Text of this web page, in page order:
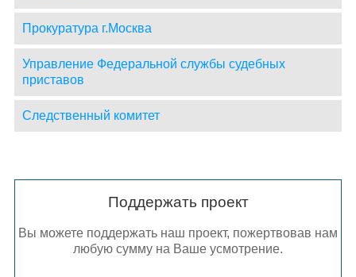
Прокуратура г.Москва
Управление Федеральной службы судебных
приставов
Следственный комитет
Поддержать проект
Вы можете поддержать наш проект, пожертвовав нам
любую сумму на Ваше усмотрение.